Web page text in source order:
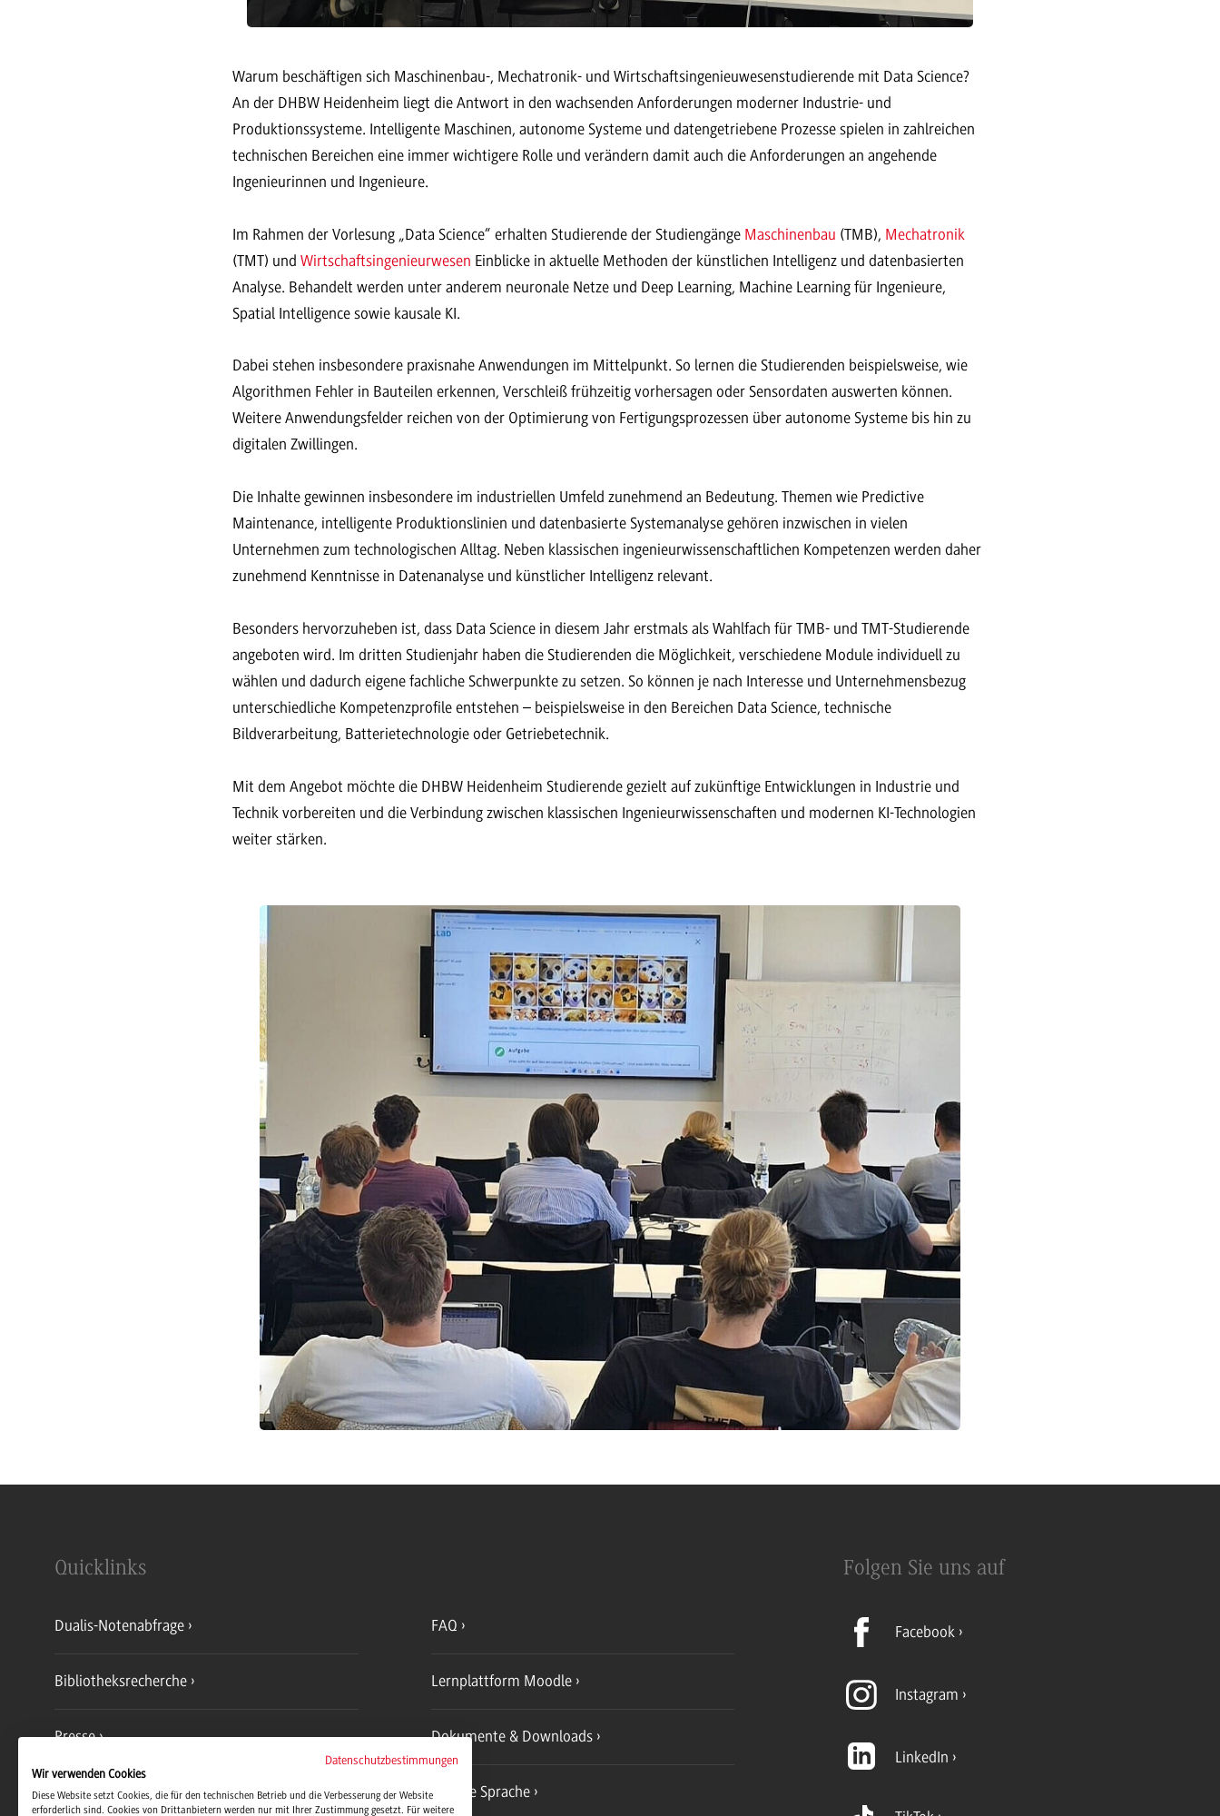
Warum beschäftigen sich Maschinenbau-, Mechatronik- und Wirtschaftsingenieuwesenstudierende mit Data Science?
An der DHBW Heidenheim liegt die Antwort in den wachsenden Anforderungen moderner Industrie- und
Produktionssysteme. Intelligente Maschinen, autonome Systeme und datengetriebene Prozesse spielen in zahlreichen
technischen Bereichen eine immer wichtigere Rolle und verändern damit auch die Anforderungen an angehende
Ingenieurinnen und Ingenieure.
Im Rahmen der Vorlesung „Data Science“ erhalten Studierende der Studiengänge Maschinenbau (TMB), Mechatronik
(TMT) undWirtschaftsingenieurwesen Einblicke in aktuelle Methoden der künstlichen Intelligenz und datenbasierten
Analyse. Behandelt werden unter anderem neuronale Netze und Deep Learning, Machine Learning für Ingenieure,
Spatial Intelligence sowie kausale KI.
Dabei stehen insbesondere praxisnahe Anwendungen im Mittelpunkt. So lernen die Studierenden beispielsweise, wie
Algorithmen Fehler in Bauteilen erkennen, Verschleiß frühzeitig vorhersagen oder Sensordaten auswerten können.
Weitere Anwendungsfelder reichen von der Optimierung von Fertigungsprozessen über autonome Systeme bis hin zu
digitalen Zwillingen.
Die Inhalte gewinnen insbesondere im industriellen Umfeld zunehmend an Bedeutung. Themen wie Predictive
Maintenance, intelligente Produktionslinien und datenbasierte Systemanalyse gehören inzwischen in vielen
Unternehmen zum technologischen Alltag. Neben klassischen ingenieurwissenschaftlichen Kompetenzen werden daher
zunehmend Kenntnisse in Datenanalyse und künstlicher Intelligenz relevant.
Besonders hervorzuheben ist, dass Data Science in diesem Jahr erstmals als Wahlfach für TMB- und TMT-Studierende
angeboten wird. Im dritten Studienjahr haben die Studierenden die Möglichkeit, verschiedene Module individuell zu
wählen und dadurch eigene fachliche Schwerpunkte zu setzen. So können je nach Interesse und Unternehmensbezug
unterschiedliche Kompetenzprofile entstehen – beispielsweise in den Bereichen Data Science, technische
Bildverarbeitung, Batterietechnologie oder Getriebetechnik.
Mit dem Angebot möchte die DHBW Heidenheim Studierende gezielt auf zukünftige Entwicklungen in Industrie und
Technik vorbereiten und die Verbindung zwischen klassischen Ingenieurwissenschaften und modernen KI-Technologien
weiter stärken.
Quicklinks
Dualis-Notenabfrage FAQ
Bibliotheksrecherche Lernplattform Moodle
Presse Dokumente & Downloads
Jobs und Karriere Leichte Sprache
Folgen Sie uns auf
Facebook
Instagram
LinkedIn
Datenschutzbestimmungen
Wir verwenden Cookies
Diese Website setzt Cookies, die für den technischen Betrieb und die Verbesserung der Website
erforderlich sind. Cookies von Drittanbietern werden nur mit Ihrer Zustimmung gesetzt. Für weitere